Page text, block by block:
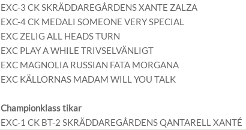
EXC-3 CK SKRÄDDAREGÅRDENS XANTE ZALZA
EXC-4 CK MEDALI SOMEONE VERY SPECIAL
EXC ZELIG ALL HEADS TURN
EXC PLAY A WHILE TRIVSELVÄNLIGT
EXC MAGNOLIA RUSSIAN FATA MORGANA
EXC KÄLLORNAS MADAM WILL YOU TALK
Championklass tikar
EXC-1 CK BT-2 SKRÄDDAREGÅRDENS QANTARELL XANTÉ